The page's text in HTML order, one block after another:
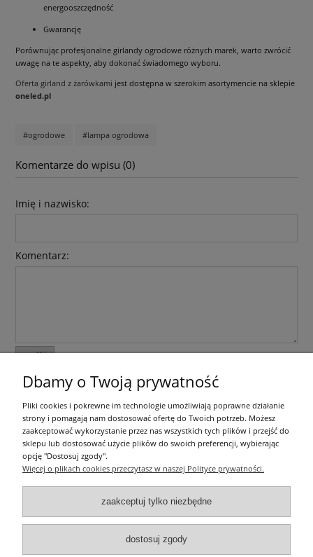
energooszczędność
Gwarancję
Porównując profesjonalne girlandy ogrodowe różnych marek, warto zwrócić
uwagę na te aspekty, aby dokonać świadomego wyboru.
Oferta girland z żarówkami jest dostępna w szerokim asortymencie na sklepie
oneled.pl
#ogrodowe #lampa ogrodowa
Komentarze do wpisu (0)
Imię i nazwisko:
Komentarz:
wyślij
Informacje ogólne
Zakupy
Moje konto
Pozostałe
Łatwy dojazd z Sopotu, Gdańska i Gdyni - przekonaj się i kup również na
Dbamy o Twoją prywatność
Pliki cookies i pokrewne im technologie umożliwiają poprawne działanie
strony i pomagają nam dostosować ofertę do Twoich potrzeb. Możesz
zaakceptować wykorzystanie przez nas wszystkich tych plików i przejść do
sklepu lub dostosować użycie plików do swoich preferencji, wybierając
opcję "Dostosuj zgody".
Więcej o plikach cookies przeczytasz w naszej Polityce prywatności.
zaakceptuj tylko niezbędne
dostosuj zgody